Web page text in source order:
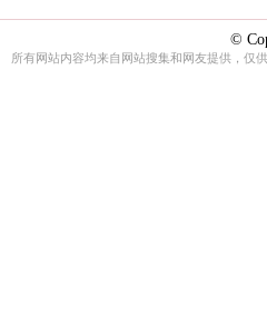
©
所有网站内容均来自网站搜集和网友提供，仅